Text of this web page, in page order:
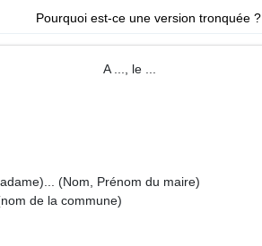
Pourquoi est-ce une version tronquée ?
le ...
du maire)